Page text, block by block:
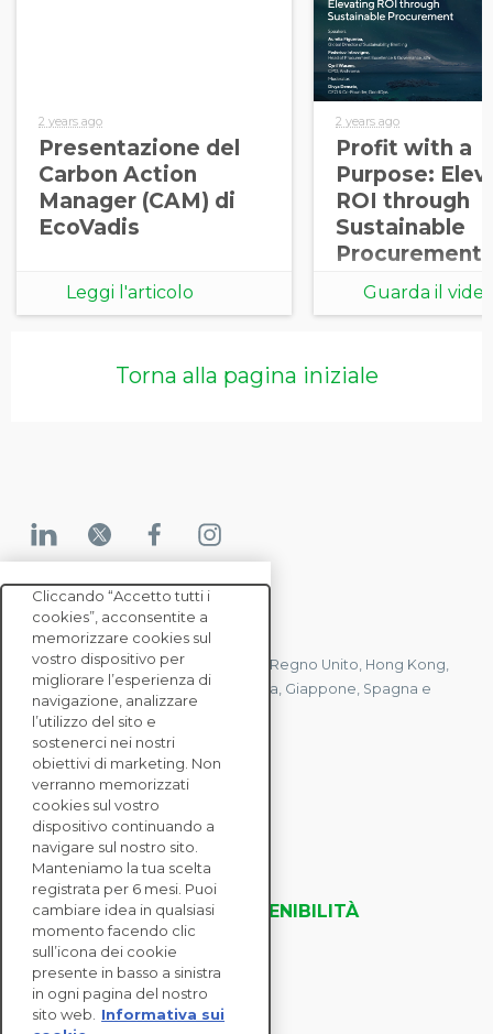
2 years ago
Presentazione del
Carbon Action
Manager (CAM) di
EcoVadis
Leggi l'articolo
2 years ago
Profit with a
Purpose:
ROI through
Sustainable
Procurement
Guarda il
Torna alla pagina iniziale
CONTATTACI
Abbiamo uffici in Francia, Stati Uniti, Regno Unito, Hong Kong,
Mauritius, Polonia, Canada, Germania, Giappone, Spagna e
Singapore.
CONTATTACI
SOLUZIONI
ENTERPRISE
VALUTAZIONI DELLA SOSTENIBILITÀ
RISORSE
INFORMAZIONI
Cliccando “Accetto tutti i
cookies”, acconsentite a
memorizzare cookies sul
vostro dispositivo per
migliorare l’esperienza di
navigazione, analizzare
l’utilizzo del sito e
sostenerci nei nostri
obiettivi di marketing. Non
verranno memorizzati
cookies sul vostro
dispositivo continuando a
navigare sul nostro sito.
Manteniamo la tua scelta
registrata per 6 mesi. Puoi
cambiare idea in qualsiasi
momento facendo clic
sull’icona dei cookie
presente in basso a sinistra
in ogni pagina del nostro
sito web.
Informativa sui